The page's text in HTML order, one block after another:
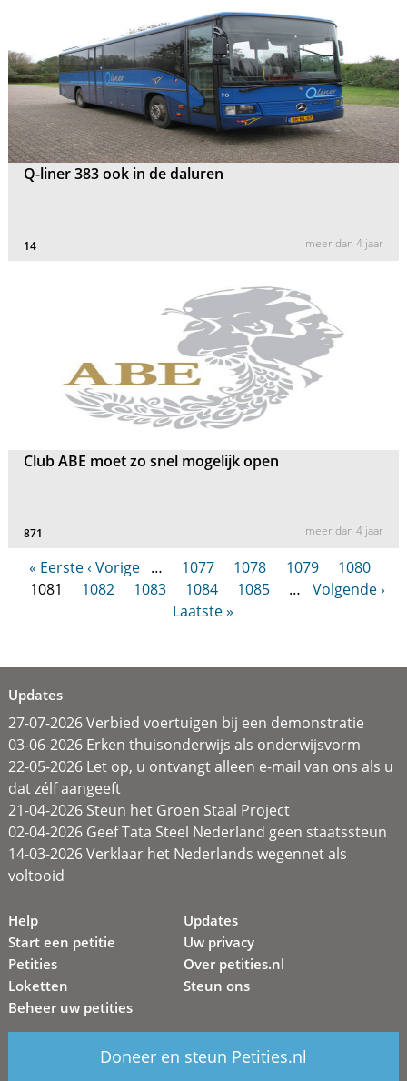
Q-liner 383 ook in de daluren
14 meer dan 4 jaar
Club ABE moet zo snel mogelijk open
871 meer dan 4 jaar
« Eerste ‹ Vorige … 1077 1078 1079
1080
1081
1082 1083 1084 1085 …
Volgende ›
Laatste »
Updates
27-07-2026 Verbied voertuigen bij een demonstratie
03-06-2026 Erken thuisonderwijs als onderwijsvorm
22-05-2026 Let op, u ontvangt alleen e-mail van ons als u
dat zélf aangeeft
21-04-2026 Steun het Groen Staal Project
02-04-2026 Geef Tata Steel Nederland geen staatssteun
14-03-2026 Verklaar het Nederlands wegennet als
voltooid
Help
Start een petitie
Petities
Loketten
Beheer uw petities
Updates
Uw privacy
Over petities.nl
Steun ons
Doneer en steun Petities.nl